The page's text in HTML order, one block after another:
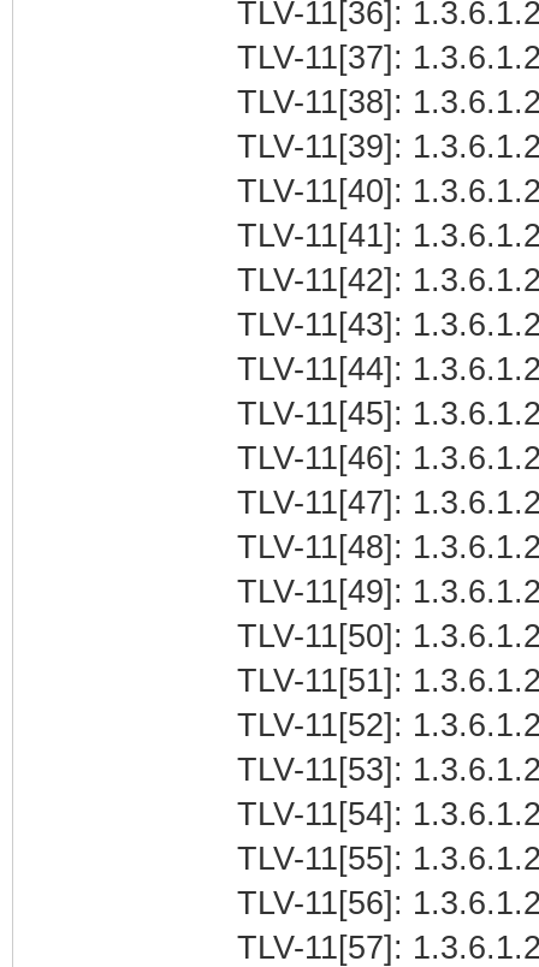
TLV-11[36]:
TLV-11[37]:
TLV-11[38]:
TLV-11[39]:
TLV-11[40]:
TLV-11[41]:
TLV-11[42]:
TLV-11[43]:
TLV-11[44]:
TLV-11[45]:
TLV-11[46]:
TLV-11[47]:
TLV-11[48]:
TLV-11[49]:
TLV-11[50]:
TLV-11[51]:
TLV-11[52]:
TLV-11[53]:
TLV-11[54]:
TLV-11[55]:
TLV-11[56]:
TLV-11[57]: